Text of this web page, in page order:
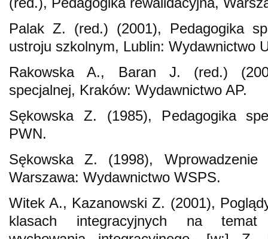
Palak Z. (red.) (2001), Pedagogika
ustroju szkolnym, Lublin: Wydawnictwo
Rakowska A., Baran J. (red.)
specjalnej, Kraków: Wydawnictwo AP.
Sękowska Z. (1985), Pedagogika
PWN.
Sękowska Z. (1998), Wprowadzenie
Warszawa: Wydawnictwo WSPS.
Witek A., Kazanowski Z. (2001),
klasach integracyjnych na temat